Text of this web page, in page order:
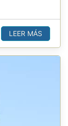
LEER MÁS